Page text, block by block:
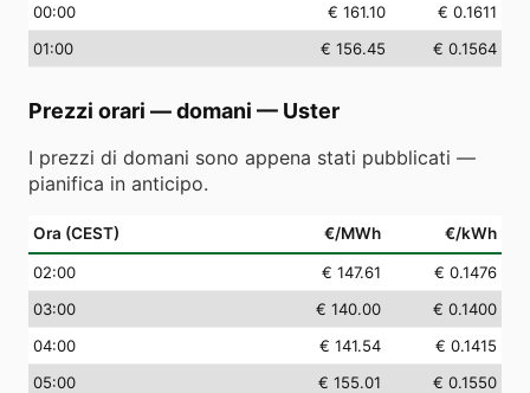
00:00 € 161.10
€ 0.1611
01:00 € 156.45 € 0.1564
Prezzi orari — domani — Uster
I prezzi di domani sono appena stati pubblicati —
pianifica in anticipo.
Ora (CEST) €/MWh €/kWh
02:00 € 147.61
€ 0.1476
03:00 € 140.00
€ 0.1400
04:00 € 141.54
€ 0.1415
05:00 € 155.01
€ 0.1550